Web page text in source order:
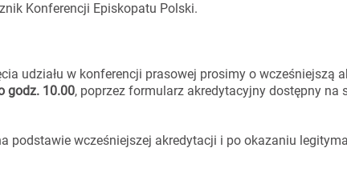
Konferencji Episkopatu Polski.
udziału w konferencji prasowej prosimy o wcześniejszą
godz. 10.00, poprzez formularz akredytacyjny dostępny na
podstawie wcześniejszej akredytacji i po okazaniu